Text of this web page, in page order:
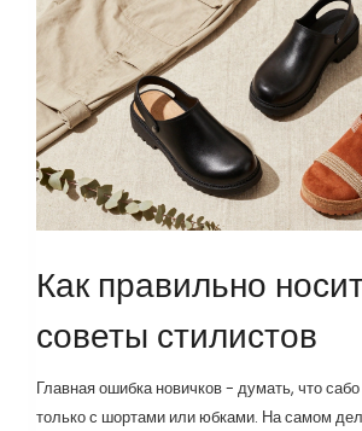
Как правильно
советы стилистов
Главная ошибка новичков - думать, что
только с шортами или юбками. На самом